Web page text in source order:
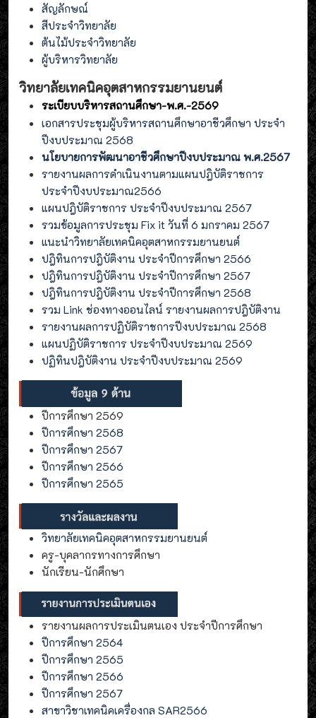
สัญลักษณ์
สีประจำวิทยาลัย
ต้นไม้ประจำวิทยาลัย
ผู้บริหารวิทยาลัย
วิทยาลัยเทคนิคอุตสาหกรรมยานยนต์
ระเบียบบริหารสถานศึกษา-พ.ศ.-2569
เอกสารประชุมผู้บริหารสถานศึกษาอาชีวศึกษา ประจำ
ปีงบประมาณ 2568
นโยบายการพัฒนาอาชีวศึกษาปีงบประมาณ พ.ศ.2567
รายงานผลการดำเนินงานตามแผนปฎิบัติราชการ
ประจำปีงบประมาณ2566
แผนปฎิบัติราชการ ประจำปีงบประมาณ 2567
รวมข้อมูลการประชุม Fix it วันที่ 6 มกราคม 2567
แนะนำวิทยาลัยเทคนิคอุตสาหกรรมยานยนต์
ปฎิทินการปฎิบัติงาน ประจำปีการศึกษา 2566
ปฎิทินการปฎิบัติงาน ประจำปีการศึกษา 2567
ปฎิทินการปฎิบัติงาน ประจำปีการศึกษา 2568
รวม Link ช่องทางออนไลน์ รายงานผลการปฎิบัติงาน
รายงานผลการปฏิบัติราชการปีงบประมาณ 2568
แผนปฏิบัติราชการ ประจำปีงบประมาณ 2569
ปฏิทินปฎิบัติงาน ประจำปีงบประมาณ 2569
ปีการศึกษา 2569
ปีการศึกษา 2568
ปีการศึกษา 2567
ปีการศึกษา 2566
ปีการศึกษา 2565
วิทยาลัยเทคนิคอุตสาหกรรมยานยนต์
ครู-บุคลากรทางการศึกษา
นักเรียน-นักศึกษา
รายงานผลการประเมินตนเอง ประจำปีการศึกษา
ปีการศึกษา 2564
ปีการศึกษา 2565
ปีการศึกษา 2566
ปีการศึกษา 2567
สาขาวิชาเทคนิคเครื่องกล SAR2566